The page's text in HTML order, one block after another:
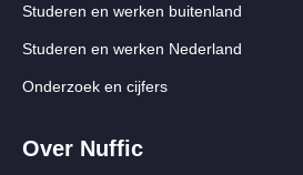
Studeren en werken buitenland
Studeren en werken Nederland
Onderzoek en cijfers
Over Nuffic